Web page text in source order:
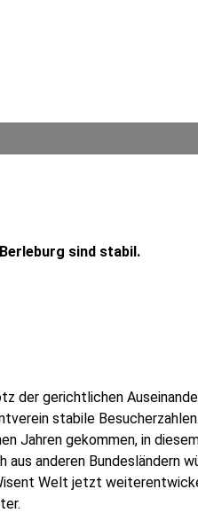
sind stabil.
der gerichtlichen
stabile
Jahren gekommen, in
aus anderen Bundesländern
Welt jetzt